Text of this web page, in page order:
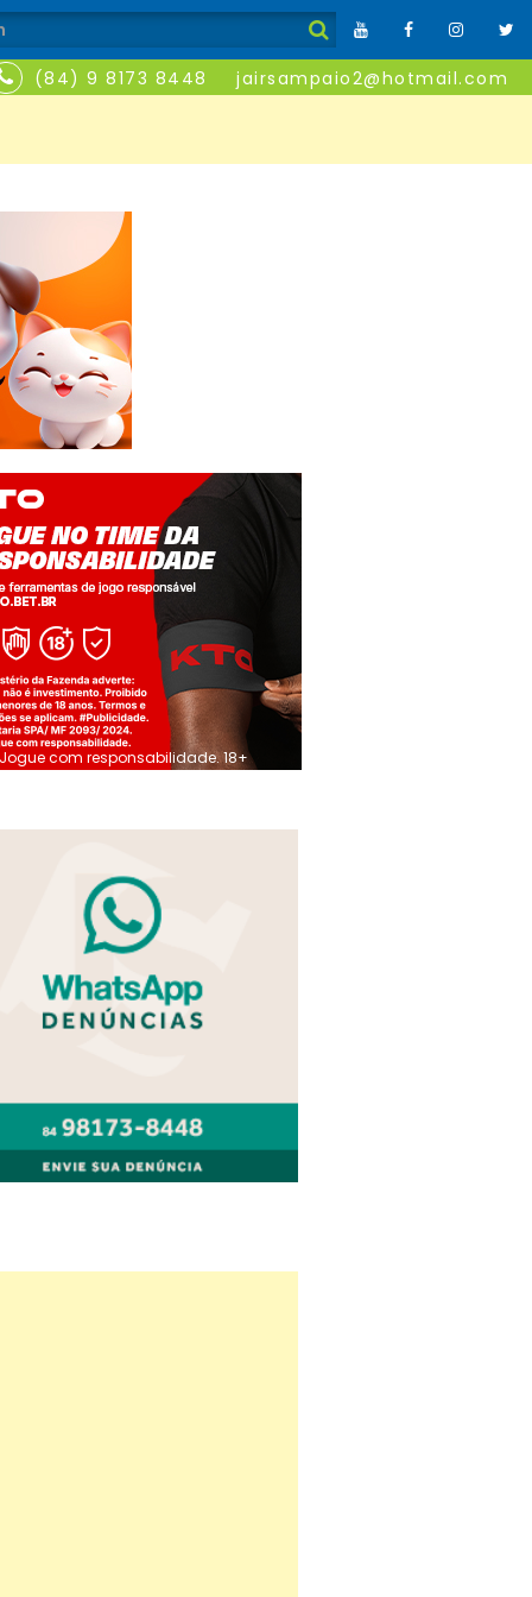
(84) 9 8173 8448 jairsampaio2@hotmail.com
Jogue com responsabilidade. 18+